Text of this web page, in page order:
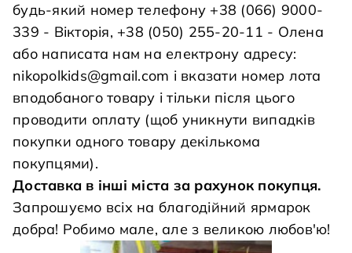
будь-який номер телефону +38 (066) 9000-
339 - Вікторія, +38 (050) 255-20-11 - Олена
або написата нам на електрону адресу:
nikopolkids@gmail.com і вказати номер лота
вподобаного товару і тільки після цього
проводити оплату (щоб уникнути випадків
покупки одного товару декількома
покупцями).
Доставка в інші міста за рахунок покупця.
Запрошуємо всіх на благодійний ярмарок
добра! Робимо мале, але з великою любов'ю!